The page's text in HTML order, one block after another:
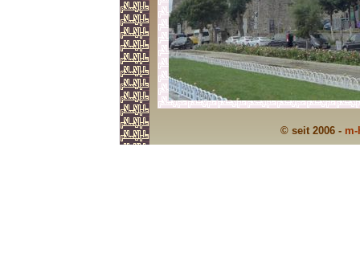
© seit 2006 -